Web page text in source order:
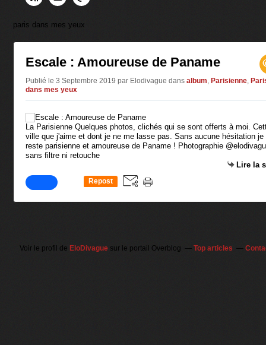
paris dans mes yeux
Escale : Amoureuse de Paname
Publié le 3 Septembre 2019 par Elodivague dans album, Parisienne,
dans mes yeux
La Parisienne Quelques photos, clichés qui se sont offerts à moi.
ville que j'aime et dont je ne me lasse pas. Sans aucune hésitation je
reste parisienne et amoureuse de Paname ! Photographie
sans filtre ni retouche
Lire la
Repost
Voir le profil de EloDivague sur le portail Overblog Top articles